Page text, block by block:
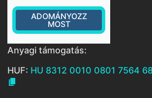
ADOMÁNYOZZ
MOST
Anyagi támogatás:
HUF: HU 8312 0010 0801 7564
